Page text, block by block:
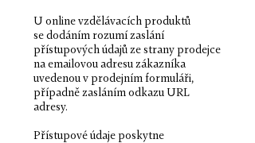
U online vzdělávacích produktů
se dodáním rozumí zaslání
přístupových údajů ze strany prodejce
na emailovou adresu zákazníka
uvedenou v prodejním formuláři,
případně zasláním odkazu URL
adresy.
Přístupové údaje poskytne